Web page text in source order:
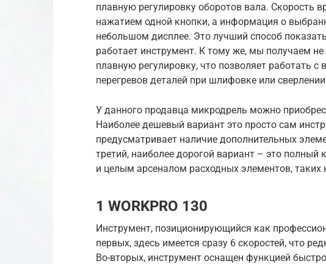
плавную регулировку оборотов вала. Скорость
нажатием одной кнопки, а информация о
небольшом дисплее. Это лучший способ
работает инструмент. К тому же, мы получаем
плавную регулировку, что позволяет работать с
перегревов деталей при шлифовке или
У данного продавца микродрель можно
Наиболее дешевый вариант это просто сам
предусматривает наличие дополнительных
третий, наиболее дорогой вариант – это
и целым арсеналом расходных элементов, таких
1 WORKPRO 130
Инструмент, позиционирующийся как
первых, здесь имеется сразу 6 скоростей, что
Во-вторых, инструмент оснащен функцией